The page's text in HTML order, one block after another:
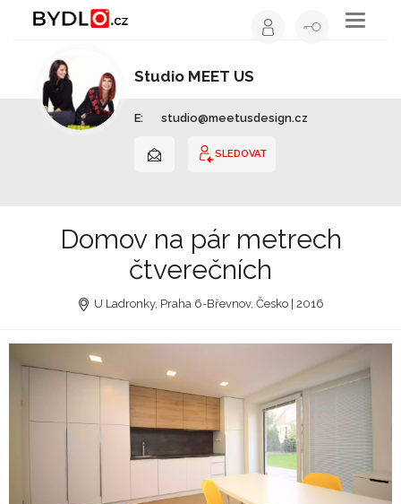
Toggle
Studio MEET US
E: studio@meetusdesign.cz
SLEDOVAT
Domov na pár metrech
čtverečních
U Ladronky, Praha 6-Břevnov, Česko | 2016